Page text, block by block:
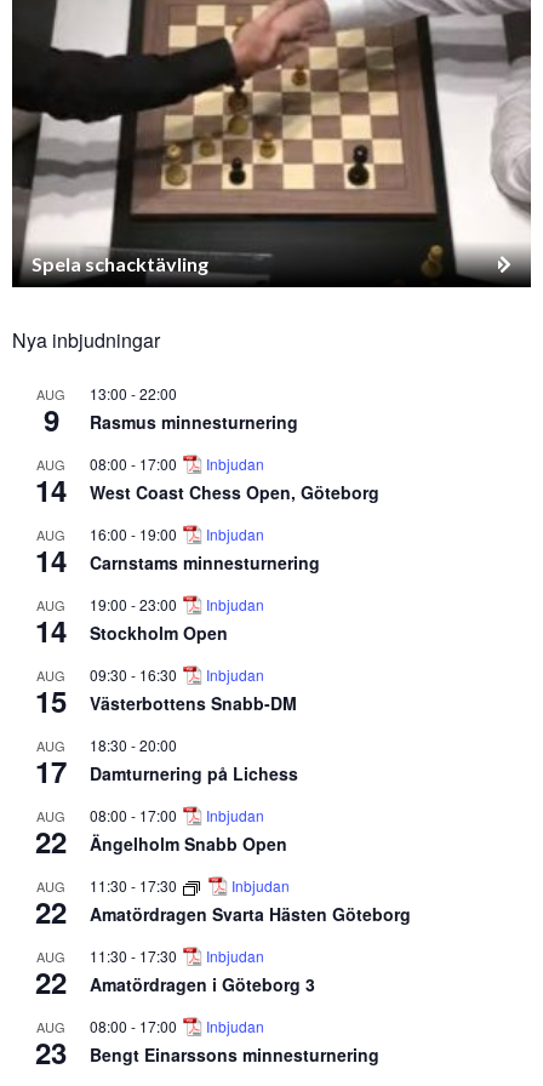
Spela schacktävling
Nya inbjudningar
AUG
9
13:00 -22:00
Rasmus minnesturnering
AUG
14
08:00 - 17:00 Inbjudan
West Coast Chess Open, Göteborg
AUG
14
16:00 - 19:00 Inbjudan
Carnstams minnesturnering
AUG
14
19:00 -23:00 Inbjudan
Stockholm Open
AUG
15
09:30 - 16:30 Inbjudan
Västerbottens Snabb-DM
AUG
17
18:30 -20:00
Damturnering på Lichess
AUG
22
08:00 - 17:00 Inbjudan
Ängelholm Snabb Open
AUG
22
11:30 - 17:30 Inbjudan
Amatördragen Svarta Hästen Göteborg
AUG
22
11:30 - 17:30 Inbjudan
Amatördragen i Göteborg 3
AUG
23
08:00 - 17:00 Inbjudan
Bengt Einarssons minnesturnering